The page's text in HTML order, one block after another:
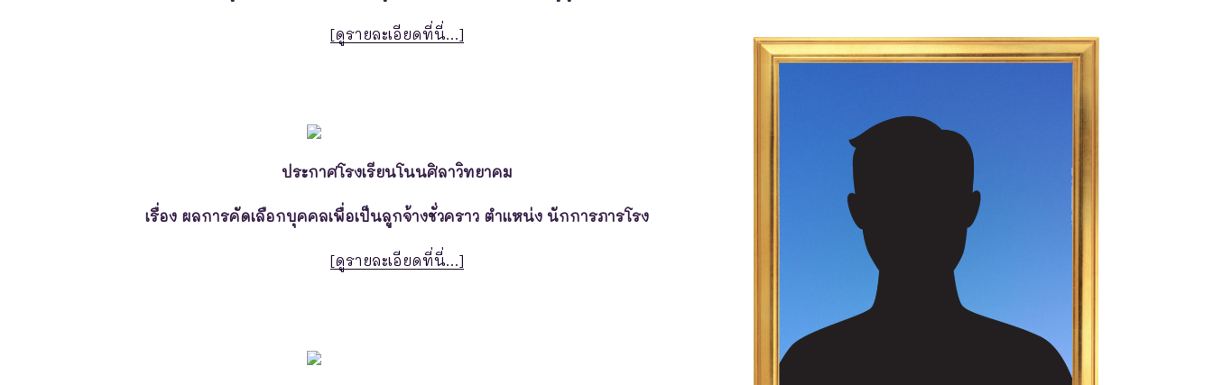
[ดูรายละเอียดที่นี่…]
ประกาศโรงเรียนโนนศิลาวิทยาคม
เรื่อง ผลการคัดเลือกบุคคลเพื่อเป็นลูกจ้างชั่วคราว ตําแหน่ง นักการภารโรง
[ดูรายละเอียดที่นี่…]